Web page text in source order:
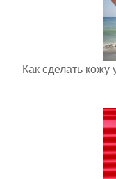
Как сделать